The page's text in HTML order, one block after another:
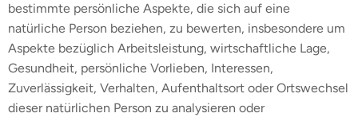
bestimmte persönliche Aspekte, die sich auf eine
natürliche Person beziehen, zu bewerten, insbesondere um
Aspekte bezüglich Arbeitsleistung, wirtschaftliche Lage,
Gesundheit, persönliche Vorlieben, Interessen,
Zuverlässigkeit, Verhalten, Aufenthaltsort oder Ortswechsel
dieser natürlichen Person zu analysieren oder